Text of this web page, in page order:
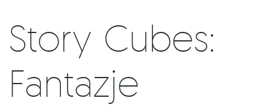
Story Cubes:
Fantazje